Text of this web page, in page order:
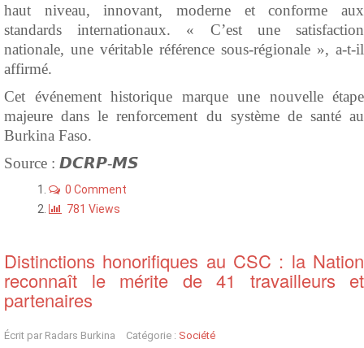
haut niveau, innovant, moderne et conforme aux
standards internationaux. « C’est une satisfaction
nationale, une véritable référence sous-régionale », a-t-il
affirmé.
Cet événement historique marque une nouvelle étape
majeure dans le renforcement du système de santé au
Burkina Faso.
Source : 𝘿𝘾𝙍𝙋-𝙈𝙎
0 Comment
781 Views
Distinctions honorifiques au CSC : la Nation
reconnaît le mérite de 41 travailleurs et
partenaires
Écrit par Radars Burkina Catégorie : Société